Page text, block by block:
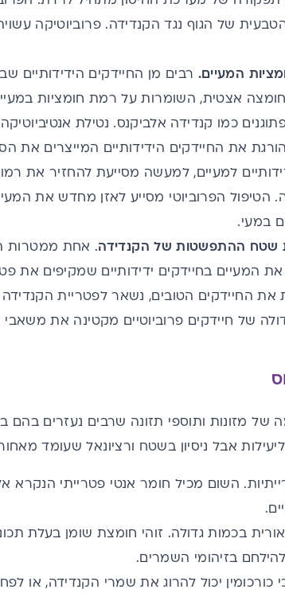
של הגוף נגד הקנדידה. פרוביוטיקה
המעיים. רבים מן החיידקים הידידותיים
אצטית, השומרות על רמת חומציות
כמו קנדידה אלביקנס. נטילת
את החיידקים הידידותיים המייצרים את
למעיים, למעשה מסייעת להחזיר את
הטיפול הפרוביוטי מסייע לאזן מחדש את
במעי.
שטח ההתפשטות של הקנדידה. אחת ממטרות
המעיים בחיידקים ידידותיים שמקיפים את
את החיידקים הטובים, נשאר לפטריית
של חיידקים פרוביוטיים מקטינה את
של מזונות ותוספי תזונה שרבים נעזרים בהם
אבל ניסיון בשטח ורציונאל שעומד
. השום מכיל חומר אנטי פטרייתי הנקרא
בכמות גדולה. זוהי חומצת שומן בעלת
בזיהומי השמרים.
כורכומין יכול להרוג את שמרי הקנדידה, או